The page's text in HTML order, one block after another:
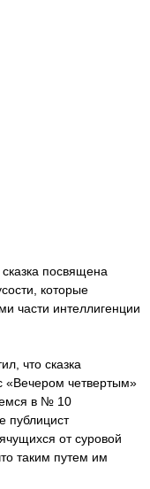
посвящена
которые
части интеллигенции
что сказка
«Вечером четвертым»
в № 10
публицист
от суровой
таким путем им